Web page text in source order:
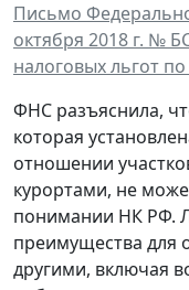
Письмо
октября 2018 г. №
налоговых льгот
ФНС разъяснила,
которая
отношении
курортами, не
понимании НК РФ.
преимущества для
другими, включая